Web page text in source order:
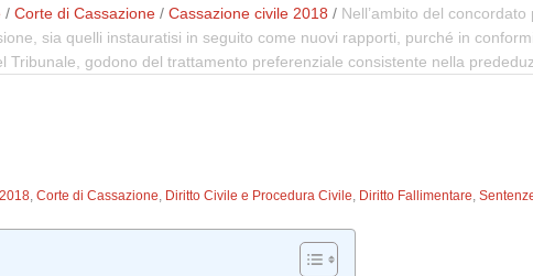
/Corte di Cassazione /Cassazione civile 2018 / Nell’ambito del
sia quelli instauratisi in seguito come nuovi rapporti, purché in
Tribunale, godono del trattamento preferenziale consistente nella
,Corte di Cassazione, Diritto Civile e Procedura Civile, Diritto Fallimentare,